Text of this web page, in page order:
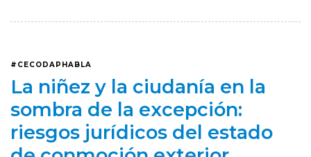
#CECODAPHABLA
La niñez y la ciudanía en la
sombra de la excepción:
riesgos jurídicos del estado